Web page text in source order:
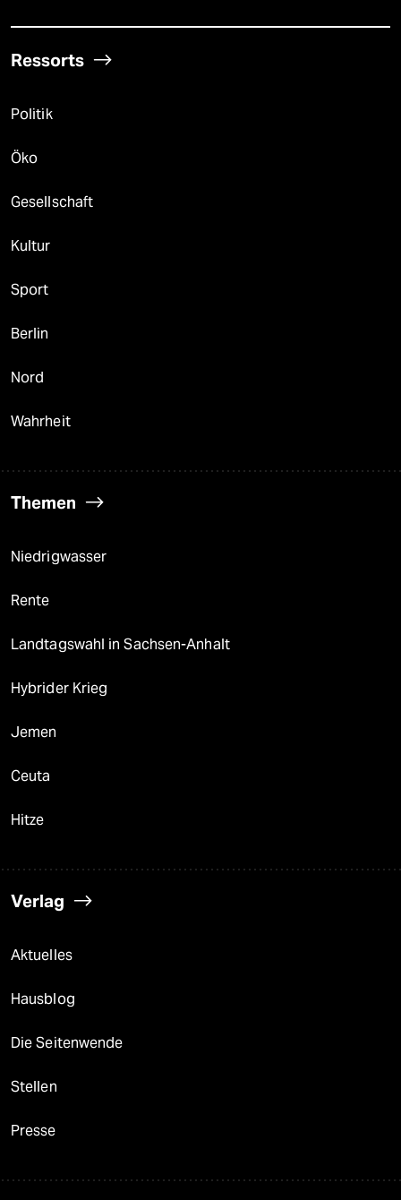
Ressorts
Politik
Öko
Gesellschaft
Kultur
Sport
Berlin
Nord
Wahrheit
Themen
Niedrigwasser
Rente
Landtagswahl in Sachsen-Anhalt
Hybrider Krieg
Jemen
Ceuta
Hitze
Verlag
Aktuelles
Hausblog
Die Seitenwende
Stellen
Presse